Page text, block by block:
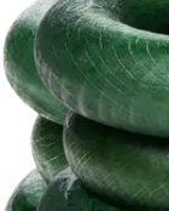
Etu ei koske
Tarkista